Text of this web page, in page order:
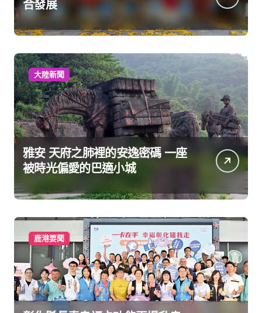
合發展
大陸新聞
雅安 天府之肺裡的安逸密碼 一座
被時光偏愛的巴適小城
鹿港要聞